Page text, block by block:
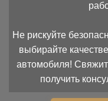
Не рискуйте
выбирайте
автомобиля!
получить